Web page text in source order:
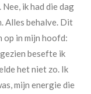
ik had die dag
Alles behalve. Dit
op in mijn hoofd:
gezien besefte ik
het niet zo. Ik
mijn energie die